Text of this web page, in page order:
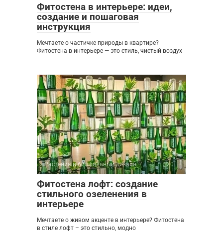
Фитостена в интерьере: идеи,
создание и пошаговая
инструкция
Мечтаете о частичке природы в квартире?
Фитостена в интерьере — это стиль, чистый воздух
Растения и биофильный дизайн 0
Фитостена лофт: создание
стильного озеленения в
интерьере
Мечтаете о живом акценте в интерьере? Фитостена
в стиле лофт – это стильно, модно